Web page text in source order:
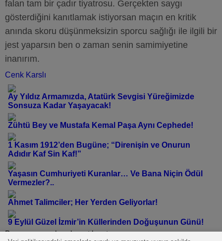
falan tam bir çadır tiyatrosu. Gerçekten saygı
gösterdiğini kanıtlamak istiyorsan maçın en kritik
anında skoru düşünmeksizin sporcu sağlığı ile ilgili bir
jest yaparsın ben o zaman senin samimiyetine
inanırım.
Cenk Karslı
Ay Yıldız Armamızda, Atatürk Sevgisi Yüreğimizde
Sonsuza Kadar Yaşayacak!
Zühtü Bey ve Mustafa Kemal Paşa Aynı Cephede!
1 Kasım 1912’den Bugüne; “Direnişin ve Onurun
Adıdır Kaf Sin Kaf!”
Yaşasın Cumhuriyeti Kuranlar… Ve Bana Niçin Ödül
Vermezler?..
Ahmet Talimciler; Her Yerden Geliyorlar!
9 Eylül Güzel İzmir’in Küllerinden Doğuşunun Günü!
Bu yazı yorumlara kapatılmıştır.